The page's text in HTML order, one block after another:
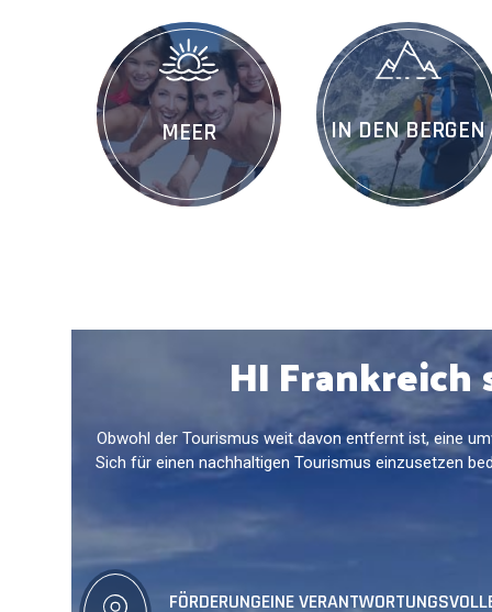
MEER IN DEN BERGEN
HI
Obwohl der Tourismus weit davon entfernt ist, eine
Sich für einen nachhaltigen Tourismus einzusetzen
FÖRDERUNGEINE